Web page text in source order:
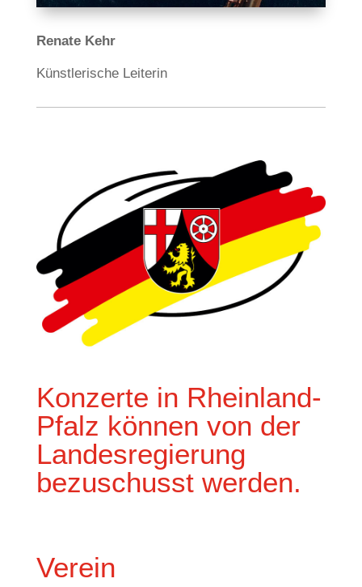
Renate Kehr
Künstlerische Leiterin
Konzerte in Rheinland-
Pfalz können von der
Landesregierung
bezuschusst werden.
Verein